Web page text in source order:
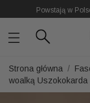
Powstają w
Twój znak
Strona główna
woalką Uszokokarda